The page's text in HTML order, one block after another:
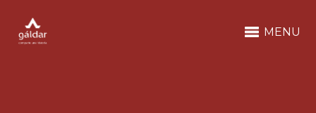
MENU